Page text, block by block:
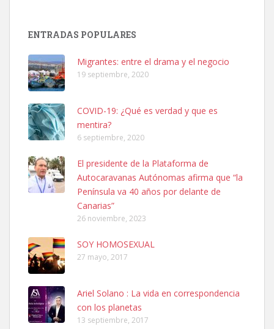
Leales.org » Gran Canaria
SHIBA PERDIDO AVDA JOSE MESA Y LOPEZ
PERRO MACHO RAZA SHIBA CON MICROCHIP PERDIDO HOY
06/07/2025 ZONA MESA Y LOPEZ. ES MUY ASUSTADIZO
Leales.org » Gran Canaria
6.7.2025
Ninfa perdida
El día 5 se los perdió una ninfa papillera, asustada tiene miedo a la
calle, se perdió por la zon...
ENTRADAS POPULARES
Migrantes: entre el drama y el negocio
19 septiembre, 2020
COVID-19: ¿Qué es verdad y que es
mentira?
6 septiembre, 2020
El presidente de la Plataforma de
Autocaravanas Autónomas afirma que “la
Península va 40 años por delante de
Canarias”
26 noviembre, 2023
SOY HOMOSEXUAL
27 mayo, 2017
Ariel Solano : La vida en correspondencia
con los planetas
13 septiembre, 2017